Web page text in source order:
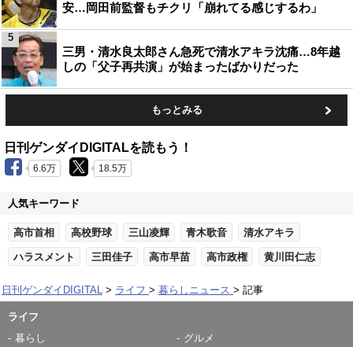
安…岡田前監督もチクリ「崩れてる感じするわ」
三男・清水良太郎さん急死で清水アキラ沈痛…8年越
しの「父子再共演」が始まったばかりだった
5
もっとみる
日刊ゲンダイDIGITALを読もう！
6.6万 18.5万
人気キーワード
高市首相 高校野球 三山凌輝 青木歌音 清水アキラ
ハラスメント 三田佳子 高市早苗 高市政権 黄川田仁志
日刊ゲンダイDIGITAL ライフ 暮らしニュース 記事
ライフ
暮らし
グルメ